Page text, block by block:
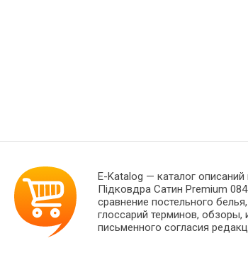
E-Katalog — каталог
Підковдра Сатин Premium
сравнение постельного
глоссарий терминов, обзоры,
письменного согласия